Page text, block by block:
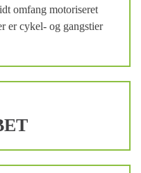
omfang motoriseret
er cykel- og gangstier